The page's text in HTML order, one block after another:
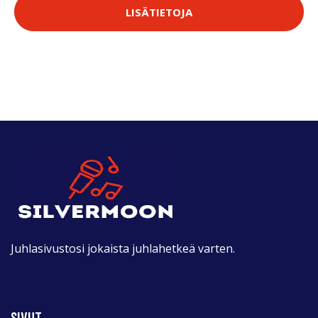
LISÄTIETOJA
Juhlasivustosi jokaista juhlahetkeä varten.